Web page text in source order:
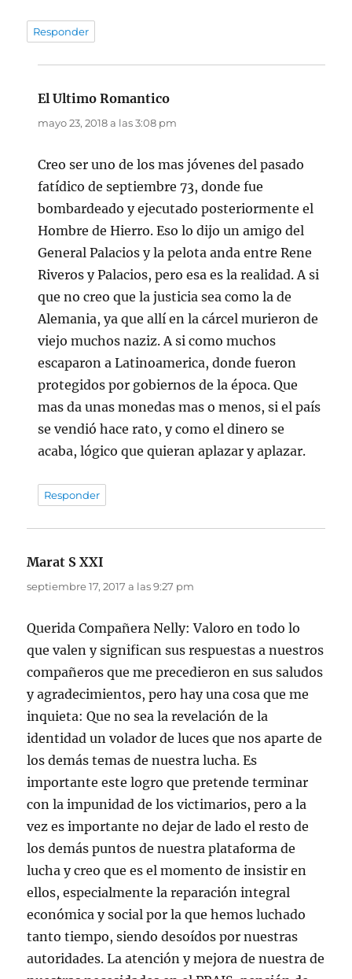
Responder
El Ultimo Romantico
mayo 23, 2018 a las 3:08 pm
Creo ser uno de los mas jóvenes del pasado
fatídico de septiembre 73, donde fue
bombardeado y ejecutado posteriormente el
Hombre de Hierro. Eso lo dijo un amigo del
General Palacios y la pelota anda entre Rene
Riveros y Palacios, pero esa es la realidad. A si
que no creo que la justicia sea como la de
Alemania, ya que allí en la cárcel murieron de
viejo muchos naziz. A si como muchos
escaparon a Latinoamerica, donde fueron
protegidos por gobiernos de la época. Que
mas da unas monedas mas o menos, si el país
se vendió hace rato, y como el dinero se
acaba, lógico que quieran aplazar y aplazar.
Responder
Marat S XXI
septiembre 17, 2017 a las 9:27 pm
Querida Compañera Nelly: Valoro en todo lo
que valen y significan sus respuestas a nuestros
compañeros que me precedieron en sus saludos
y agradecimientos, pero hay una cosa que me
inquieta: Que no sea la revelación de la
identidad un volador de luces que nos aparte de
los demás temas de nuestra lucha. Es
importante este logro que pretende terminar
con la impunidad de los victimarios, pero a la
vez es importante no dejar de lado el resto de
los demás puntos de nuestra plataforma de
lucha y creo que es el momento de insistir en
ellos, especialmente la reparación integral
económica y social por la que hemos luchado
tanto tiempo, siendo desoídos por nuestras
autoridades. La atención y mejora de nuestra de